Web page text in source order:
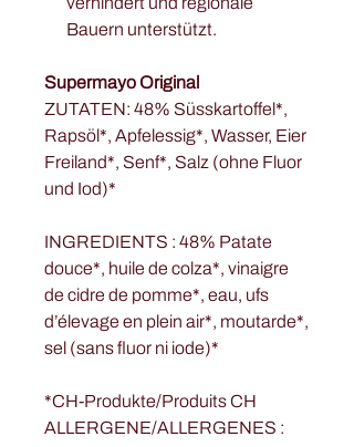
Bauern unterstützt.
Supermayo Original
ZUTATEN: 48% Süsskartoffel*,
Rapsöl*, Apfelessig*, Wasser, Eier
Freiland*, Senf*, Salz (ohne Fluor
und Iod)*
INGREDIENTS : 48% Patate
douce*, huile de colza*, vinaigre
de cidre de pomme*, eau, ufs
d’élevage en plein air*, moutarde*,
sel (sans fluor ni iode)*
*CH-Produkte/Produits CH
ALLERGENE/ALLERGENES :